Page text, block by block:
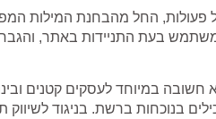
פעולות, החל מהבחנת המילות
בעת התניידות באתר,
במיוחד לעסקים קטנים
בנוכחות ברשת. בניגוד